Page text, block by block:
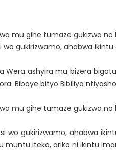
mu gihe tumaze gukizwa no
gukirizwamo, ahabwa
Wera ashyira mu bizera
Bibaye bityo Bibiliya
mu gihe tumaze gukizwa no
wo gukirizwamo, ahabwa
muntu iteka, ariko ni ikintu